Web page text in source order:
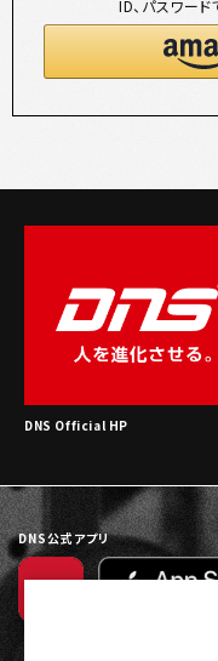
ID、パスワード
DNS Official HP
DNS公式アプリ